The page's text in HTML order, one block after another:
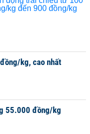
kg, cao nhất
55.000 đồng/kg